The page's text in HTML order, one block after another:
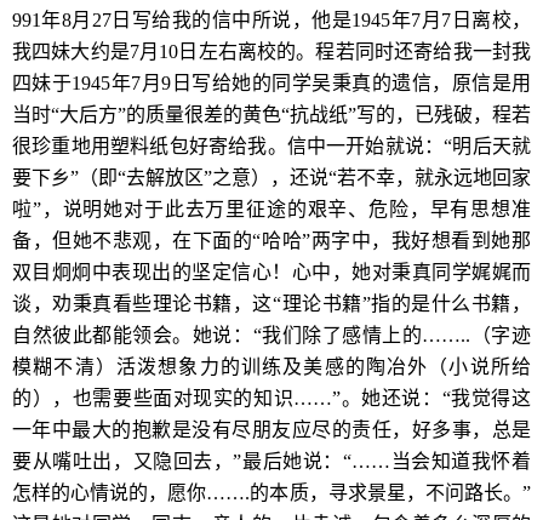
991年8月27日写给我的信中所说，他是1945年7月7日离校，
我四妹大约是7月10日左右离校的。程若同时还寄给我一封我
四妹于1945年7月9日写给她的同学吴秉真的遗信，原信是用
当时“大后方”的质量很差的黄色“抗战纸”写的，已残破，程若
很珍重地用塑料纸包好寄给我。信中一开始就说：“明后天就
要下乡”（即“去解放区”之意），还说“若不幸，就永远地回家
啦”，说明她对于此去万里征途的艰辛、危险，早有思想准
备，但她不悲观，在下面的“哈哈”两字中，我好想看到她那
双目炯炯中表现出的坚定信心！心中，她对秉真同学娓娓而
谈，劝秉真看些理论书籍，这“理论书籍”指的是什么书籍，
自然彼此都能领会。她说：“我们除了感情上的……..（字迹
模糊不清）活泼想象力的训练及美感的陶冶外（小说所给
的），也需要些面对现实的知识……”。她还说：“我觉得这
一年中最大的抱歉是没有尽朋友应尽的责任，好多事，总是
要从嘴吐出，又隐回去，”最后她说：“……当会知道我怀着
怎样的心情说的，愿你…….的本质，寻求景星，不问路长。”